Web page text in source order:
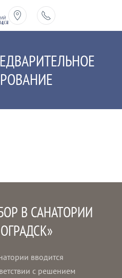
В САНАТОРИИ
вводится
с решением